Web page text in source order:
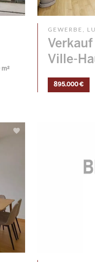
m²
GEWERBE,
Ville-
895.000 €